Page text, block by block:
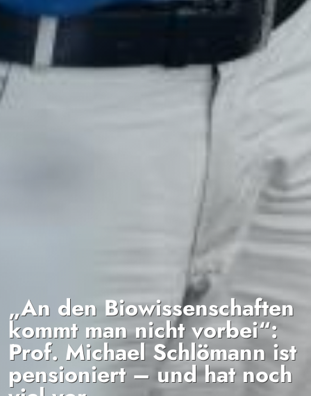
„An den Biowissenschaften
kommt man nicht vorbei“:
Prof. Michael Schlömann ist
pensioniert – und hat noch